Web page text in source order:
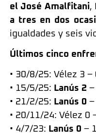
el José Amalfitani,
a tres en dos
igualdades y seis
Últimos cinco
• 30/8/25: Vélez 3 –
• 15/5/25: Lanús 2 –
• 21/2/25: Lanús 0 –
• 20/11/24: Vélez 0
• 4/7/23: Lanús 0 –